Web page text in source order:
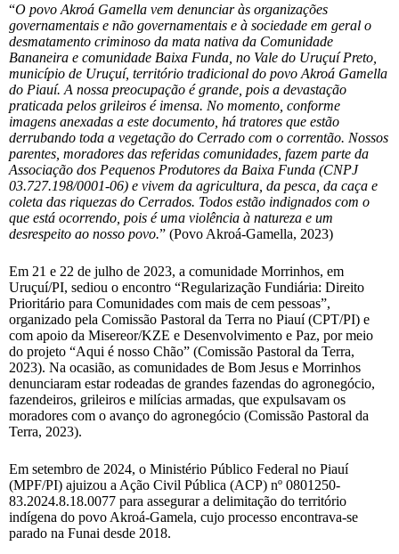
“O povo Akroá Gamella vem denunciar às organizações
governamentais e não governamentais e à sociedade em geral o
desmatamento criminoso da mata nativa da Comunidade
Bananeira e comunidade Baixa Funda, no Vale do Uruçuí Preto,
município de Uruçuí, território tradicional do povo Akroá Gamella
do Piauí. A nossa preocupação é grande, pois a devastação
praticada pelos grileiros é imensa. No momento, conforme
imagens anexadas a este documento, há tratores que estão
derrubando toda a vegetação do Cerrado com o correntão. Nossos
parentes, moradores das referidas comunidades, fazem parte da
Associação dos Pequenos Produtores da Baixa Funda (CNPJ
03.727.198/0001-06) e vivem da agricultura, da pesca, da caça e
coleta das riquezas do Cerrados. Todos estão indignados com o
que está ocorrendo, pois é uma violência à natureza e um
desrespeito ao nosso povo.” (Povo Akroá-Gamella, 2023)
Em 21 e 22 de julho de 2023, a comunidade Morrinhos, em
Uruçuí/PI, sediou o encontro “Regularização Fundiária: Direito
Prioritário para Comunidades com mais de cem pessoas”,
organizado pela Comissão Pastoral da Terra no Piauí (CPT/PI) e
com apoio da Misereor/KZE e Desenvolvimento e Paz, por meio
do projeto “Aqui é nosso Chão” (Comissão Pastoral da Terra,
2023). Na ocasião, as comunidades de Bom Jesus e Morrinhos
denunciaram estar rodeadas de grandes fazendas do agronegócio,
fazendeiros, grileiros e milícias armadas, que expulsavam os
moradores com o avanço do agronegócio (Comissão Pastoral da
Terra, 2023).
Em setembro de 2024, o Ministério Público Federal no Piauí
(MPF/PI) ajuizou a Ação Civil Pública (ACP) nº 0801250-
83.2024.8.18.0077 para assegurar a delimitação do território
indígena do povo Akroá-Gamela, cujo processo encontrava-se
parado na Funai desde 2018.